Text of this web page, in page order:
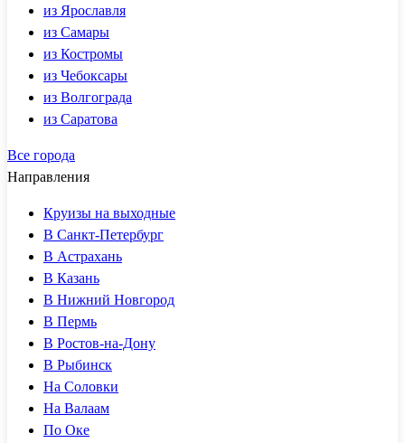
из Ярославля
из Самары
из Костромы
из Чебоксары
из Волгограда
из Саратова
Все города
Направления
Круизы на выходные
В Санкт-Петербург
В Астрахань
В Казань
В Нижний Новгород
В Пермь
В Ростов-на-Дону
В Рыбинск
На Соловки
На Валаам
По Оке